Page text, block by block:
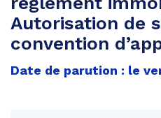
Autorisation de
convention
Date de parution : le